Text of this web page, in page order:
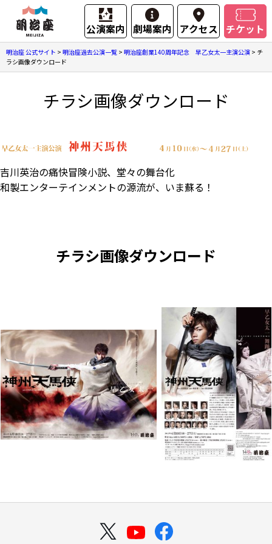
公演案内 劇場案内 アクセス チケット
明治座 公式サイト > 明治座過去公演一覧 > 明治座創業140周年記念 早乙女太一主演公演 > チ
ラシ画像ダウンロード
チラシ画像ダウンロード
吉川英治の痛快冒険小説、堂々の舞台化
和製エンターテインメントの源流が、いま蘇る！
チラシ画像ダウンロード